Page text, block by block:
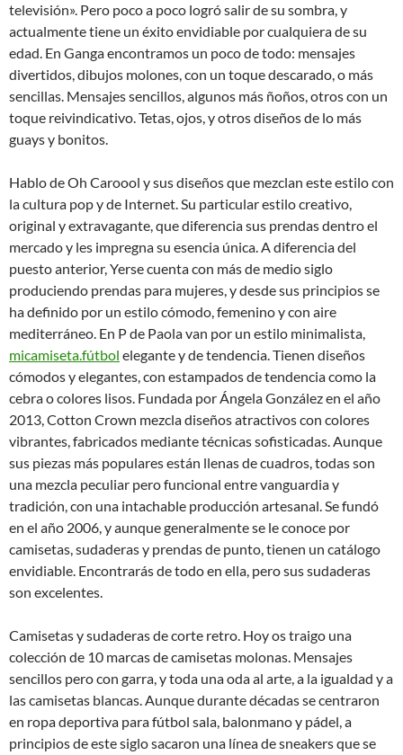
televisión». Pero poco a poco logró salir de su sombra, y
actualmente tiene un éxito envidiable por cualquiera de su
edad. En Ganga encontramos un poco de todo: mensajes
divertidos, dibujos molones, con un toque descarado, o más
sencillas. Mensajes sencillos, algunos más ñoños, otros con un
toque reivindicativo. Tetas, ojos, y otros diseños de lo más
guays y bonitos.
Hablo de Oh Caroool y sus diseños que mezclan este estilo con
la cultura pop y de Internet. Su particular estilo creativo,
original y extravagante, que diferencia sus prendas dentro el
mercado y les impregna su esencia única. A diferencia del
puesto anterior, Yerse cuenta con más de medio siglo
produciendo prendas para mujeres, y desde sus principios se
ha definido por un estilo cómodo, femenino y con aire
mediterráneo. En P de Paola van por un estilo minimalista,
micamiseta.fútbol elegante y de tendencia. Tienen diseños
cómodos y elegantes, con estampados de tendencia como la
cebra o colores lisos. Fundada por Ángela González en el año
2013, Cotton Crown mezcla diseños atractivos con colores
vibrantes, fabricados mediante técnicas sofisticadas. Aunque
sus piezas más populares están llenas de cuadros, todas son
una mezcla peculiar pero funcional entre vanguardia y
tradición, con una intachable producción artesanal. Se fundó
en el año 2006, y aunque generalmente se le conoce por
camisetas, sudaderas y prendas de punto, tienen un catálogo
envidiable. Encontrarás de todo en ella, pero sus sudaderas
son excelentes.
Camisetas y sudaderas de corte retro. Hoy os traigo una
colección de 10 marcas de camisetas molonas. Mensajes
sencillos pero con garra, y toda una oda al arte, a la igualdad y a
las camisetas blancas. Aunque durante décadas se centraron
en ropa deportiva para fútbol sala, balonmano y pádel, a
principios de este siglo sacaron una línea de sneakers que se